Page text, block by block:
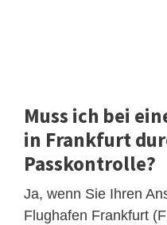
Muss ich bei
in Frankfurt
Passkontrolle?
Ja, wenn Sie Ihren
Flughafen Frankfurt